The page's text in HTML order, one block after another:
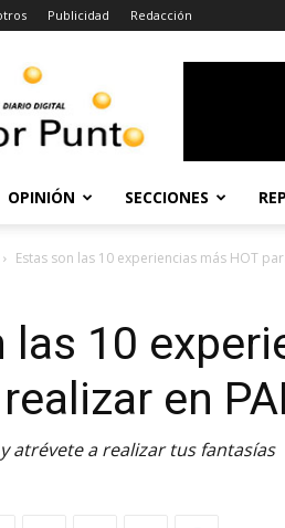
Publicidad Redacción
Punto
OPINIÓN SECCIONES
Estas son las 10 experiencias más HOT
las 10
en
atrévete a realizar tus fantasías